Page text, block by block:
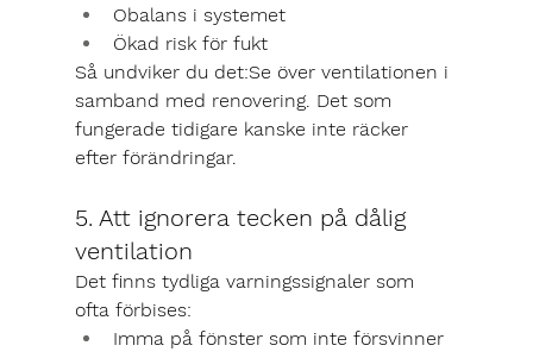
Obalans i systemet
Ökad risk för fukt
Så undviker du det:Se över ventilationen i
samband med renovering. Det som
fungerade tidigare kanske inte räcker
efter förändringar.
5. Att ignorera tecken på dålig
ventilation
Det finns tydliga varningssignaler som
ofta förbises:
Imma på fönster som inte försvinner